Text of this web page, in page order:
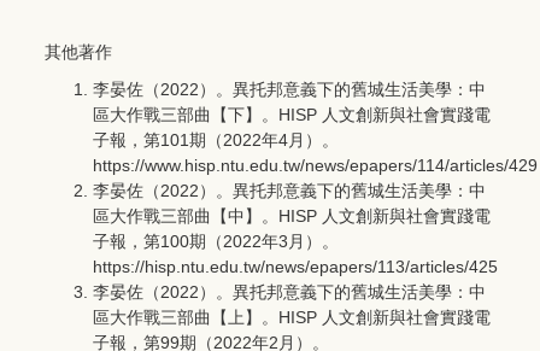
其他著作
李晏佐（2022）。異托邦意義下的舊城生活美學：中
區大作戰三部曲【下】。HISP 人文創新與社會實踐電
子報，第101期（2022年4月）。
https://www.hisp.ntu.edu.tw/news/epapers/114/articles/429
李晏佐（2022）。異托邦意義下的舊城生活美學：中
區大作戰三部曲【中】。HISP 人文創新與社會實踐電
子報，第100期（2022年3月）。
https://hisp.ntu.edu.tw/news/epapers/113/articles/425
李晏佐（2022）。異托邦意義下的舊城生活美學：中
區大作戰三部曲【上】。HISP 人文創新與社會實踐電
子報，第99期（2022年2月）。